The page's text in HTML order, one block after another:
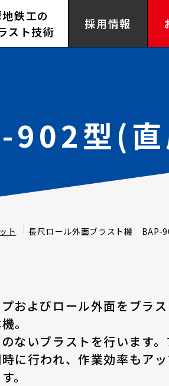
地鉄工の
スト技術
採用情報
902型(直
ト 長尺ロール外面ブラスト機 BAP-
およびロール外面をブラ
。
ないブラストを行います。
に行われ、作業効率もアッ
。